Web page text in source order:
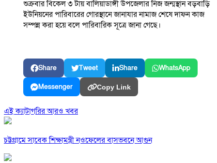
শুক্রবার বিকেল ৩ টায় বালিয়াডাঙ্গী উপজেলার নিজ জন্মস্থান বড়বাড়ি
ইউনিয়নের পারিবারের গোরস্থানে জানাযার নামাজ শেষে দাফন কাজ
সম্পন্ন করা হয়ে বলে পারিবারিক সূত্রে জানা গেছে।
Share Tweet Share WhatsApp
Messenger Copy Link
এই ক্যাটাগরির আরও খবর
চট্টগ্রামে সাবেক শিক্ষামন্ত্রী নওফেলের বাসভবনে আগুন